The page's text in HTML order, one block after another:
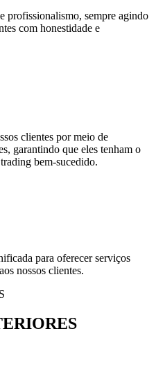
profissionalismo, sempre agindo
com honestidade e
clientes por meio de
garantindo que eles tenham o
bem-sucedido.
para oferecer serviços
nossos clientes.